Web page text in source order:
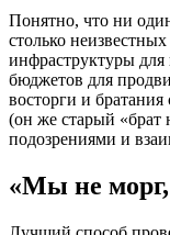
Понятно, что ни
столько
инфраструктуры
бюджетов для
восторги и
(он же старый «брат
подозрениями и
«Мы не морг,